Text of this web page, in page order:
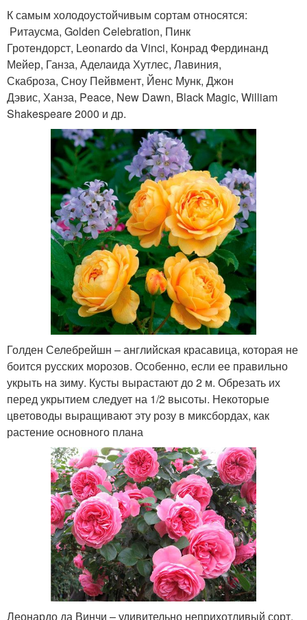
К самым холодоустойчивым сортам относятся:
Ритаусма, Golden Celebration, Пинк
Гротендорст, Leonardo da Vinci, Конрад Фердинанд
Мейер, Ганза, Аделаида Хутлес, Лавиния,
Скаброза, Сноу Пейвмент, Йенс Мунк, Джон
Дэвис, Ханза, Peace, New Dawn, Black Magic, William
Shakespeare 2000 и др.
Голден Селебрейшн – английская красавица, которая не
боится русских морозов. Особенно, если ее правильно
укрыть на зиму. Кусты вырастают до 2 м. Обрезать их
перед укрытием следует на 1/2 высоты. Некоторые
цветоводы выращивают эту розу в миксбордах, как
растение основного плана
Леонардо да Винчи – удивительно неприхотливый сорт.